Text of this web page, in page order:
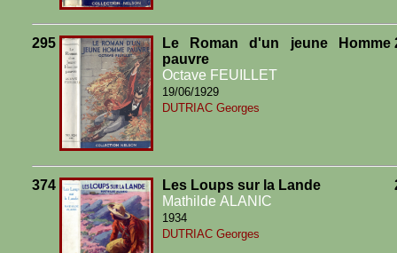
295
Le Roman d'un jeune Homme
pauvre
Octave FEUILLET
19/06/1929
DUTRIAC Georges
374
Les Loups sur la Lande
Mathilde ALANIC
1934
DUTRIAC Georges